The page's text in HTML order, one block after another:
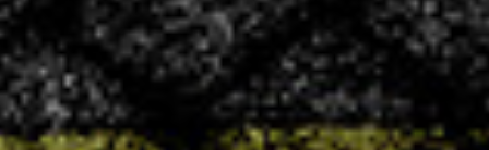
Vous souhaitez vous associer à un club
ambitieux et convivial ?
LA VHB FAMILY BUSINESS